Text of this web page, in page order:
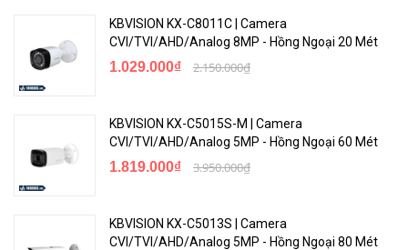
KBVISION KX-C8011C | Camera
CVI/TVI/AHD/Analog 8MP - Hồng Ngoại 20 Mét
1.029.000₫ 2.150.000₫
KBVISION KX-C5015S-M | Camera
CVI/TVI/AHD/Analog 5MP - Hồng Ngoại 60 Mét
1.819.000₫ 3.950.000₫
KBVISION KX-C5013S | Camera
CVI/TVI/AHD/Analog 5MP - Hồng Ngoại 80 Mét